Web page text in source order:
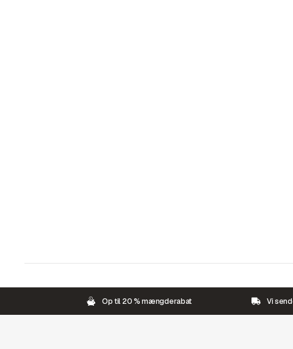
Op til 20 % mængderabat Vi